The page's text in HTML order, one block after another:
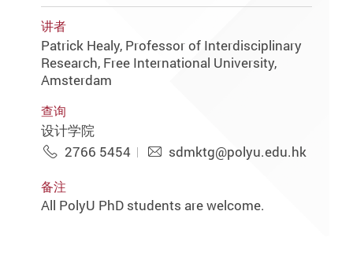
讲者
Patrick Healy, Professor of Interdisciplinary
Research, Free International University,
Amsterdam
查询
设计学院
2766 5454
sdmktg@polyu.edu.hk
备注
All PolyU PhD students are welcome.